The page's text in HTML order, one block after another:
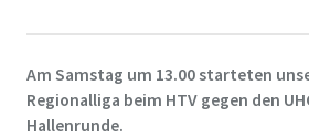
Am Samstag um 13.00 starteten
Regionalliga beim HTV gegen den
Hallenrunde.